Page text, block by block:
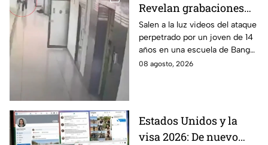
Revelan grabaciones
del tiroteo escolar que
dejó múltiples víctimas
Salen a la luz videos del ataque
perpetrado por un joven de 14
años en una escuela de Bang
Kruai, Tailandia. El saldo es de
08 agosto, 2026
Estados Unidos y la
visa 2026: De nuevo